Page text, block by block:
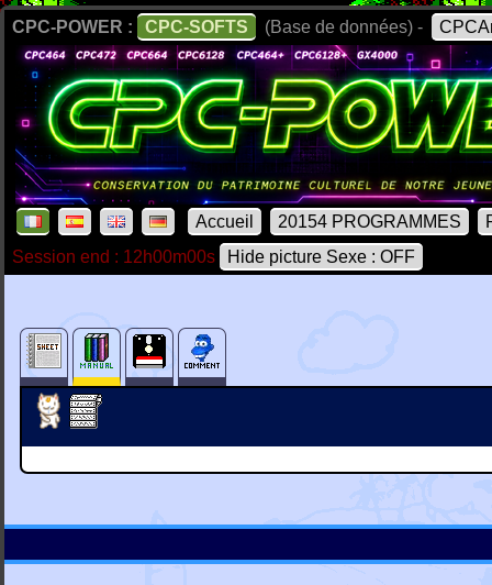
CPC-POWER : CPC-SOFTS (Base de données) -
Accueil 20154 PROGRAMMES
Session end : 12h00m00s
Hide picture Sexe : OFF